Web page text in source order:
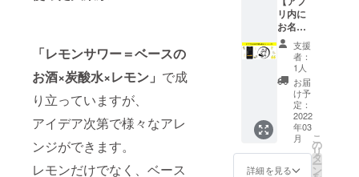
「レモンサワー＝ベースの
お酒×炭酸水×レモン」 で成
り立っていますが、
アイデア次第で様々なアレ
ンジができます。
レモンだけでなく、ベース
リ内に
お名前
掲載＆
お礼の
メッ
セー
ジ】 ①
アプリ
内特設
ページ
に、初
期協賛
メン
支援
者：
1人
お届
け予
定：
2022
年03
月
詳細を見る
こ
の
リ
タ
ー
ン